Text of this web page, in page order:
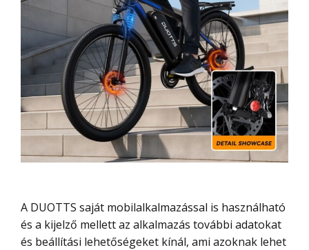
A DUOTTS saját mobilalkalmazással is használható
és a kijelző mellett az alkalmazás további adatokat
és beállítási lehetőségeket kínál, ami azoknak lehet